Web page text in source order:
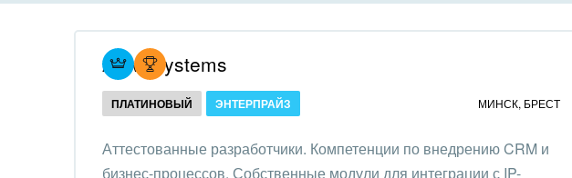
Внедрение КЭДО
Интеграция с 1С
Организация задач и
Коммунальные услуги, ЖКХ
организации,
Atevi Systems
ПЛАТИНОВЫЙ ЭНТЕРПРАЙЗ МИНСК, БРЕСТ
Аттестованные разработчики. Компетенции по внедрению CRM и
бизнес-процессов. Собственные модули для интеграции с IP-